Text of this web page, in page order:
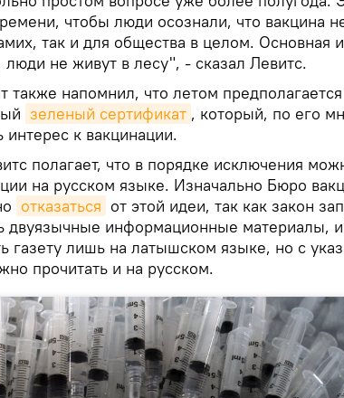
чтобы люди осознали, что вакцина
так и для общества в целом. Основная
люди не живут в лесу", - сказал Левитс.
также напомнил, что летом предполагается
зеленый сертификат , который, по его
интерес к вакцинации.
полагает, что в порядке исключения
на русском языке. Изначально Бюро
отказаться от этой идеи, так как закон
двуязычные информационные материалы,
газету лишь на латышском языке, но с
прочитать и на русском.